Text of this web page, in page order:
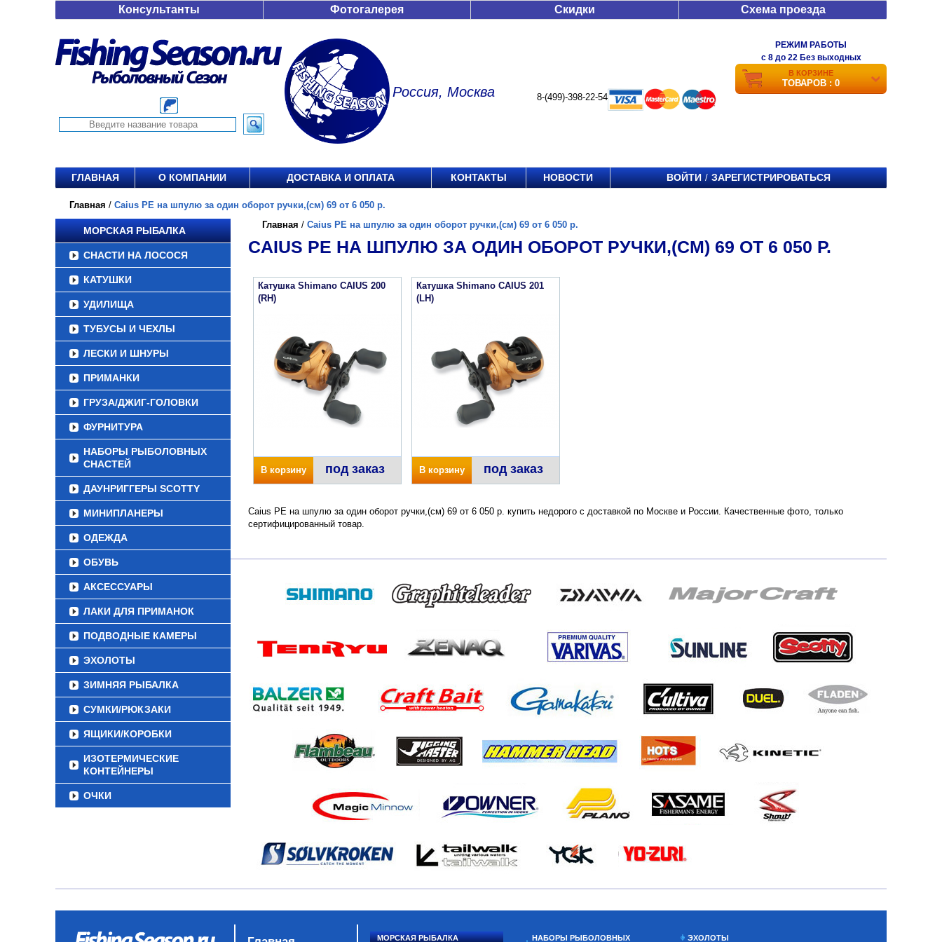
Консультанты Фотогалерея Скидки Схема проезда
Россия, Москва 8-(499)-398-22-54
РЕЖИМ РАБОТЫ
c 8 до 22 Без выходных
В КОРЗИНЕ
ТОВАРОВ : 0
ГЛАВНАЯ О КОМПАНИИ ДОСТАВКА И ОПЛАТА КОНТАКТЫ НОВОСТИ ВОЙТИ / ЗАРЕГИСТРИРОВАТЬСЯ
Главная / Caius PE на шпулю за один оборот ручки,(см) 69 от 6 050 р.
МОРСКАЯ РЫБАЛКА
СНАСТИ НА ЛОСОСЯ
КАТУШКИ
УДИЛИЩА
ТУБУСЫ И ЧЕХЛЫ
ЛЕСКИ И ШНУРЫ
ПРИМАНКИ
ГРУЗА/ДЖИГ-ГОЛОВКИ
ФУРНИТУРА
НАБОРЫ РЫБОЛОВНЫХ
СНАСТЕЙ
ДАУНРИГГЕРЫ SCOTTY
МИНИПЛАНЕРЫ
ОДЕЖДА
ОБУВЬ
АКСЕССУАРЫ
ЛАКИ ДЛЯ ПРИМАНОК
ПОДВОДНЫЕ КАМЕРЫ
ЭХОЛОТЫ
ЗИМНЯЯ РЫБАЛКА
СУМКИ/РЮКЗАКИ
ЯЩИКИ/КОРОБКИ
ИЗОТЕРМИЧЕСКИЕ
КОНТЕЙНЕРЫ
ОЧКИ
Главная / Caius PE на шпулю за один оборот ручки,(см) 69 от 6 050 р.
CAIUS PE НА ШПУЛЮ ЗА ОДИН ОБОРОТ РУЧКИ,(СМ) 69 ОТ 6 050 Р.
Катушка Shimano CAIUS 200
(RH)
В корзину под заказ
Катушка Shimano CAIUS 201
(LH)
В корзину под заказ
Caius PE на шпулю за один оборот ручки,(см) 69 от 6 050 р. купить недорого с доставкой по Москве и России. Качественные фото, только
сертифицированный товар.
МОРСКАЯ РЫБАЛКА НАБОРЫ РЫБОЛОВНЫХ ЭХОЛОТЫ